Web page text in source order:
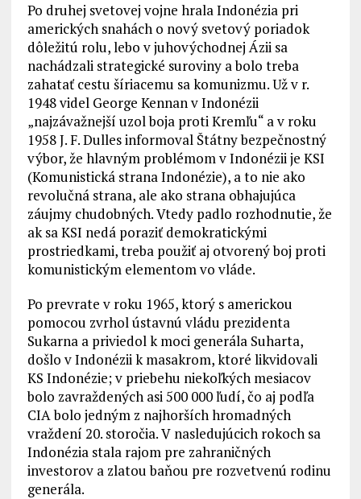
Po druhej svetovej vojne hrala Indonézia pri
amerických snahách o nový svetový poriadok
dôležitú rolu, lebo v juhovýchodnej Ázii sa
nachádzali strategické suroviny a bolo treba
zahatať cestu šíriacemu sa komunizmu. Už v r.
1948 videl George Kennan v Indonézii
„najzávažnejší uzol boja proti Kremľu“ a v roku
1958 J. F. Dulles informoval Štátny bezpečnostný
výbor, že hlavným problémom v Indonézii je KSI
(Komunistická strana Indonézie), a to nie ako
revolučná strana, ale ako strana obhajujúca
záujmy chudobných. Vtedy padlo rozhodnutie, že
ak sa KSI nedá poraziť demokratickými
prostriedkami, treba použiť aj otvorený boj proti
komunistickým elementom vo vláde.
Po prevrate v roku 1965, ktorý s americkou
pomocou zvrhol ústavnú vládu prezidenta
Sukarna a priviedol k moci generála Suharta,
došlo v Indonézii k masakrom, ktoré likvidovali
KS Indonézie; v priebehu niekoľkých mesiacov
bolo zavraždených asi 500 000 ľudí, čo aj podľa
CIA bolo jedným z najhorších hromadných
vraždení 20. storočia. V nasledujúcich rokoch sa
Indonézia stala rajom pre zahraničných
investorov a zlatou baňou pre rozvetvenú rodinu
generála.